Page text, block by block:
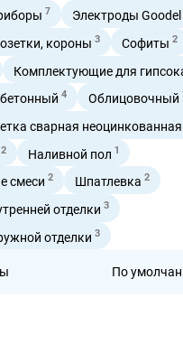
7 Электроды Goodel
короны 3 Софиты 2
Комплектующие для
4 Облицовочный
сварная неоцинкованная
2 Наливной пол 1
смеси 2 Шпатлевка 2
отделки 3
отделки 3
По